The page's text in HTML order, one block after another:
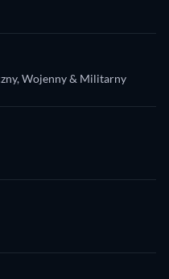
Wojenny & Militarny